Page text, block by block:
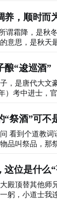
养，顺时而
谓霜降，是秋
意思，是秋天
秋天到底在哪呢？
降。 此时，南北方天
后，由于局
应寒冷等原因
呼吸
时常搓揉鼻翼
？
酿“逡巡酒”
是唐代大文豪韩
）考中进士，
《宿曾江口示
造逡巡酒，能
德福巷则走向
宇而形成的独
“祭酒”可不
意
品叫祭品，那
了“二十四治”。 “
二十四个活动
一教区的最高
要主持宗教活
这位是什么
殿顶替其他师
躬，小道士我